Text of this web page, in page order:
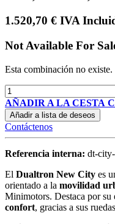
1.520,70 € IVA
Not Available For
Esta combinación no existe.
AÑADIR A LA CESTA
Añadir a lista de deseos
Contáctenos
Referencia interna: dt-
El Dualtron New City es
orientado a la movilidad
Minimotors. Destaca por su
confort, gracias a sus